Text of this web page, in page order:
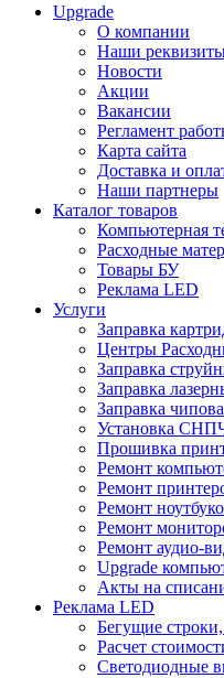
Upgrade
О компании
Наши
Новости
Акции
Вакансии
Регламент
Карта сайта
Доставка и
Наши партнеры
Каталог товаров
Компьютерная
Расходные
Товары БУ
Реклама LED
Услуги
Заправка
Центры
Заправка
Заправка
Заправка
Установка
Прошивка
Ремонт
Ремонт
Ремонт
Ремонт
Ремонт аудио-
Upgrade
Акты на
Реклама LED
Бегущие
Расчет
Светодиодные